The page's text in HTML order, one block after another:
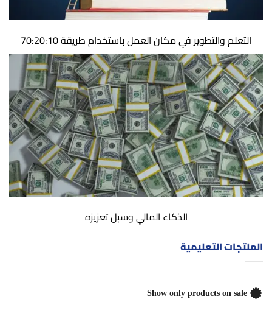
التعلم والتطوير في مكان العمل باستخدام طريقة 70:20:10
الذكاء المالي وسبل تعزيزه
المنتجات التعليمية
Show only products on sale